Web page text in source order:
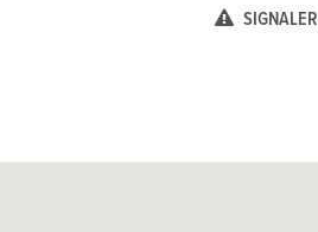
SIGNALER